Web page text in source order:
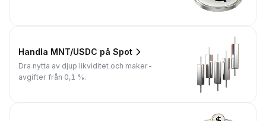
Handla MNT/USDC på Spot
Dra nytta av djup likviditet och maker-
avgifter från 0,1 %.